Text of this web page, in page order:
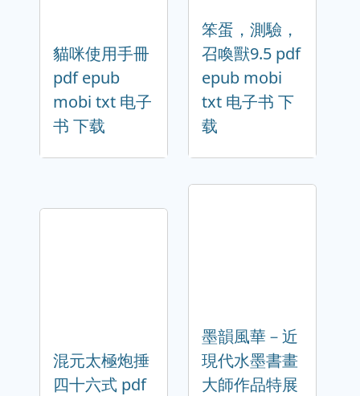
貓咪使用手冊
pdf epub
mobi txt 电子
书 下载
笨蛋，測驗，
召喚獸9.5 pdf
epub mobi
txt 电子书 下
载
混元太極炮捶
四十六式 pdf
墨韻風華－近
現代水墨書畫
大師作品特展